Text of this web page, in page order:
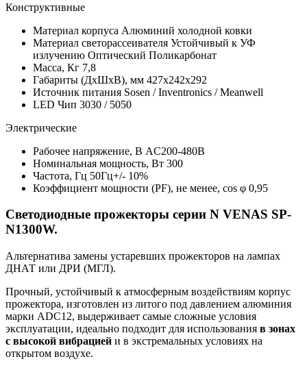
Конструктивные
Материал корпуса Алюминий холодной ковки
Материал светорассеивателя Устойчивый к УФ
излучению Оптический Поликарбонат
Масса, Кг 7,8
Габариты (ДхШхВ), мм 427х242х292
Источник питания Sosen / Inventronics / Meanwell
LED Чип 3030 / 5050
Электрические
Рабочее напряжение, В AC200-480В
Номинальная мощность, Вт 300
Частота, Гц 50Гц+/- 10%
Коэффициент мощности (PF), не менее, cos φ 0,95
Светодиодные прожекторы серии N VENAS SP-
N1300W.
Альтернатива замены устаревших прожекторов на лампах
ДНАТ или ДРИ (МГЛ).
Прочный, устойчивый к атмосферным воздействиям корпус
прожектора, изготовлен из литого под давлением алюминия
марки ADC12, выдерживает самые сложные условия
эксплуатации, идеально подходит для использования в зонах
с высокой вибрацией и в экстремальных условиях на
открытом воздухе.